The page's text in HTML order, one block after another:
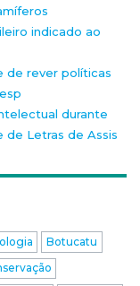
indicado ao
de rever políticas
durante
Letras de Assis
Botucatu